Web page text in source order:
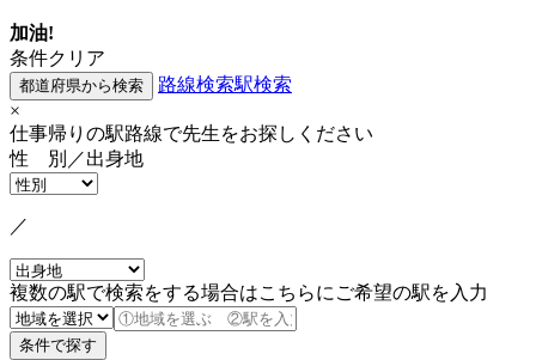
加油!
条件クリア
路線検索駅検索
×
仕事帰りの駅路線で先生をお探しください
性 別／出身地
／
複数の駅で検索をする場合はこちらにご希望の駅を入力